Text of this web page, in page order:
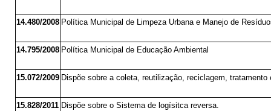
14.480/2008 Política Municipal de Limpeza Urbana e Manejo de
14.795/2008 Política Municipal de Educação Ambiental
15.072/2009 Dispõe sobre a coleta, reutilização, reciclagem,
15.828/2011 Dispõe sobre o Sistema de logísitca reversa.